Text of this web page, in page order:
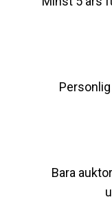
Bara